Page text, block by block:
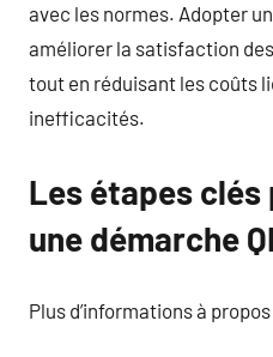
avec les normes. Adopter
améliorer la satisfaction
tout en réduisant les coûts
inefficacités.
Les étapes
une démarche
Plus d’informations à